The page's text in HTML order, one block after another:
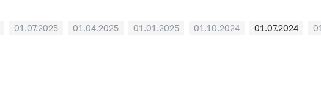
01.07.2025 01.04.2025 01.01.2025 01.10.2024 01.07.2024